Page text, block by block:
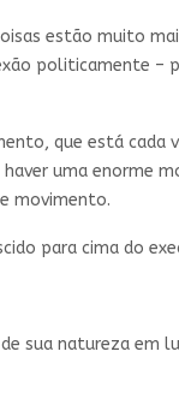
estão muito
politicamente –
que está cada
uma enorme
movimento.
para cima do
sua natureza em